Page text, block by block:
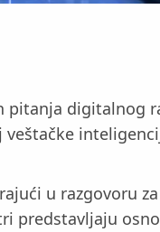
digitalnog
u razgovoru
predstavljaju